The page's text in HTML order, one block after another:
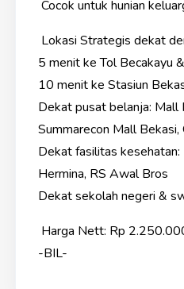
Cocok untuk hunian
Lokasi Strategis dekat
5 menit ke Tol Becakayu
10 menit ke Stasiun
Dekat pusat belanja:
Summarecon Mall Bekasi,
Dekat fasilitas kesehatan:
Hermina, RS Awal Bros
Dekat sekolah negeri &
Harga Nett: Rp
-BIL-